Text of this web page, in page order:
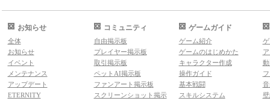
お知らせ
全体
お知らせ
イベント
メンテナンス
アップデート
ETERNITY
コミュニティ
自由掲示板
プレイヤー掲示板
取引掲示板
ペットAI掲示板
ファンアート掲示板
スクリーンショット掲示
ゲームガイド
ゲーム紹介
ゲームのはじめかた
キャラクター作成
操作ガイド
基本戦闘
スキルシステム